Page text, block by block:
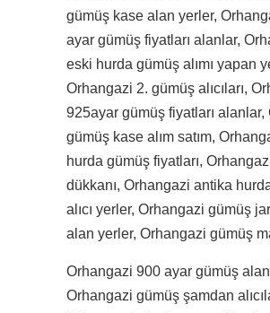
gümüş kase alan yerler,
ayar gümüş fiyatları alanlar,
eski hurda gümüş alımı yapan
Orhangazi 2. gümüş alıcıları,
925ayar gümüş fiyatları alanlar,
gümüş kase alım satım,
hurda gümüş fiyatları,
dükkanı, Orhangazi antika
alıcı yerler, Orhangazi gümüş
alan yerler, Orhangazi gümüş
Orhangazi 900 ayar gümüş
Orhangazi gümüş şamdan